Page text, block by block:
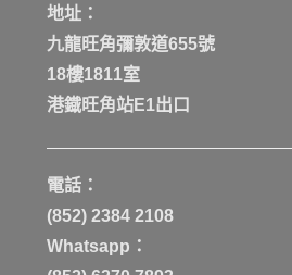
地址：
九龍旺角彌敦道655號
18樓1811室
港鐡旺角站E1出口
電話：
(852) 2384 2108
Whatsapp：